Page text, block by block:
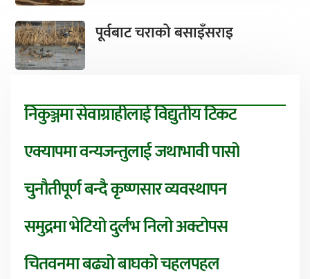
पूर्वबाट चराको बसाइँसराइ
निकुञ्जमा सेवाग्राहीलाई विद्युतीय टिकट
एक्यापमा वन्यजन्तुलाई जथाभावी पासो
चुनौतीपूर्ण बन्दै कृष्णसार व्यवस्थापन
समुद्रमा भेटियो दुर्लभ निलो अक्टोपस
चितवनमा बढ्यो बाघको चहलपहल